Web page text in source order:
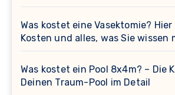
Was kostet eine Vasektomie?
Kosten und alles, was Sie wissen
Was kostet ein Pool 8x4m? – Die
Deinen Traum-Pool im Detail